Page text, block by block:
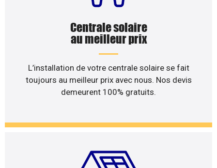
Centrale solaire
au meilleur prix
L’installation de votre centrale solaire se fait
toujours au meilleur prix avec nous. Nos devis
demeurent 100% gratuits.